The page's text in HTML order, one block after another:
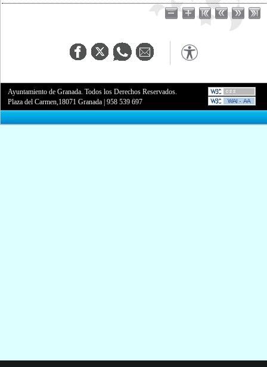
Ayuntamiento de Granada. Todos los Derechos Reservados.
Plaza del Carmen,18071 Granada |958 539 697